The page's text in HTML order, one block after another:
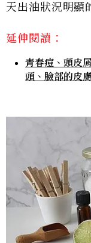
天出油狀況明顯
延伸閱讀：
青春痘、頭皮
頭、臉部的皮